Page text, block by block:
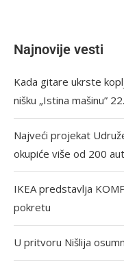
Najnovije vesti
Kada gitare ukrste
nišku „Istina mašinu”
Najveći projekat
okupiće više od 200
IKEA predstavlja
pokretu
U pritvoru Nišlija